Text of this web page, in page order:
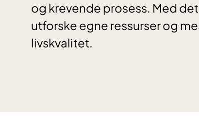
og krevende prosess. Med
utforske egne ressurser og
livskvalitet.